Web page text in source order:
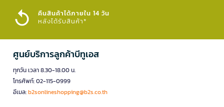
คืนสินค้าได้ภายใน 14 วัน
หลังได้รับสินค้า*
ศูนย์บริการลูกค้าบีทูเอส
ทุกวัน เวลา 8.30-18.00 น.
โทรศัพท์: 02-115-0999
อีเมล:b2sonlineshopping@b2s.co.th